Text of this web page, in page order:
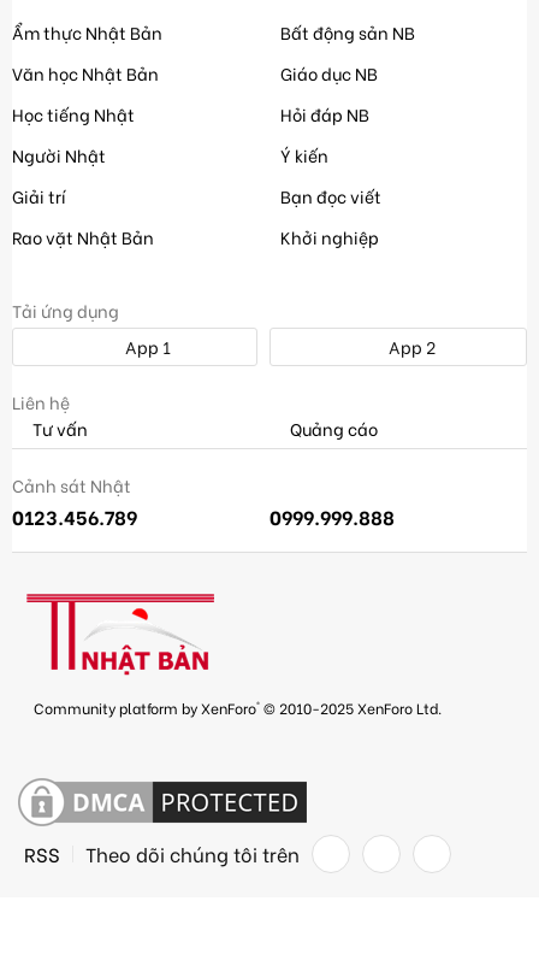
Ẩm thực Nhật Bản
Văn học Nhật Bản
Học tiếng Nhật
Người Nhật
Giải trí
Rao vặt Nhật Bản
Bất động sản NB
Giáo dục NB
Hỏi đáp NB
Ý kiến
Bạn đọc viết
Khởi nghiệp
Tải ứng dụng
App 1
App 2
Liên hệ
Tư vấn
Quảng cáo
Cảnh sát Nhật
0123.456.789 0999.999.888
Community platform by XenForo® © 2010-2025 XenForo Ltd.
RSS Theo dõi chúng tôi trên